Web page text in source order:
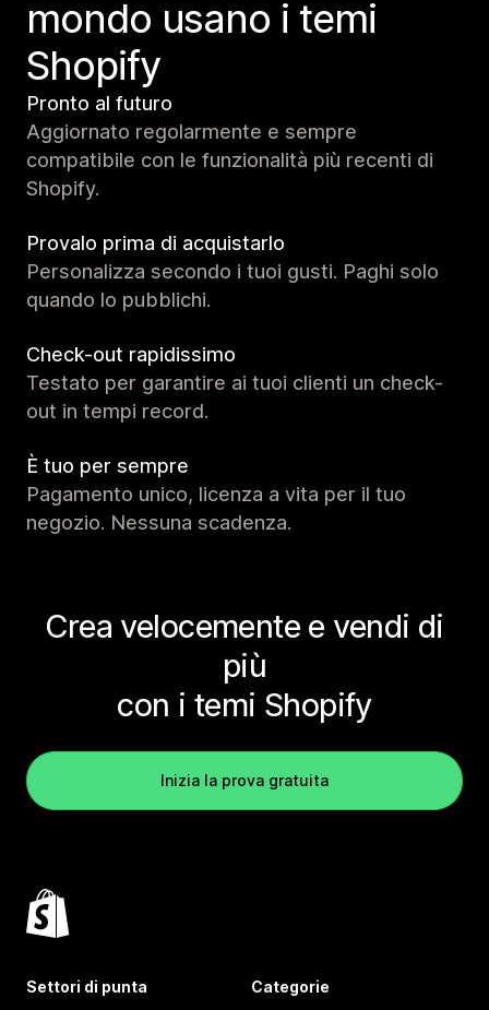
mondo usano i temi
Shopify
Pronto al futuro
Aggiornato regolarmente e sempre
compatibile con le funzionalità più recenti di
Shopify.
Provalo prima di acquistarlo
Personalizza secondo i tuoi gusti. Paghi solo
quando lo pubblichi.
Check-out rapidissimo
Testato per garantire ai tuoi clienti un check-
out in tempi record.
È tuo per sempre
Pagamento unico, licenza a vita per il tuo
negozio. Nessuna scadenza.
Crea velocemente e vendi di
più
con i temi Shopify
Inizia la prova gratuita
Settori di punta Categorie